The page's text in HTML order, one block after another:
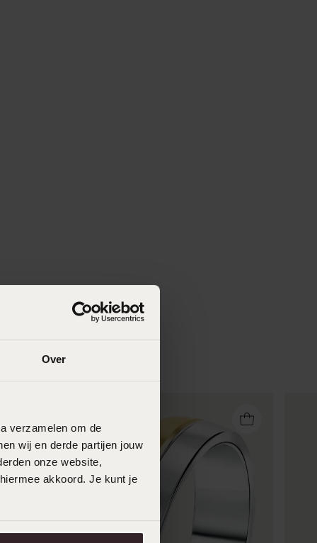
Over
verzamelen om de
wij en derde partijen jouw
onze website,
akkoord. Je kunt je